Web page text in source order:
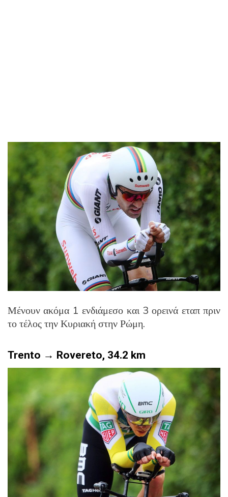
Μένουν ακόμα 1 ενδιάμεσο και 3 ορεινά εταπ πριν
το τέλοςτην Κυριακή στην Ρώμη.
Trento → Rovereto, 34.2 km